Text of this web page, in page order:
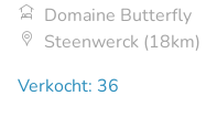
Domaine Butterfly
Steenwerck (18km)
Verkocht: 36